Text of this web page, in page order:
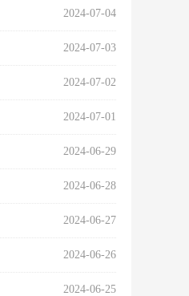
2024-07-04
2024-07-03
2024-07-02
2024-07-01
2024-06-29
2024-06-28
2024-06-27
2024-06-26
2024-06-25